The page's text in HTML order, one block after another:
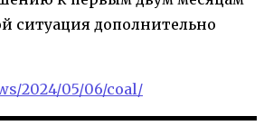
ситуация дополнительно
2024/05/06/coal/